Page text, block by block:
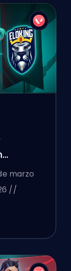
marzo
//